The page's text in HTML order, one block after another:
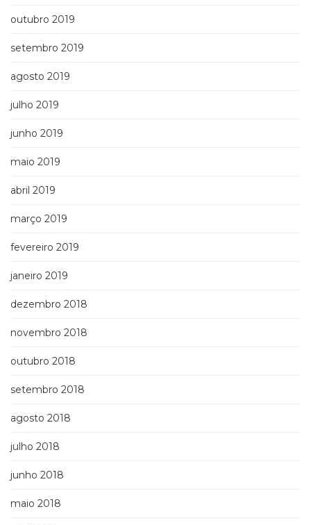
outubro 2019
setembro 2019
agosto 2019
julho 2019
junho 2019
maio 2019
abril 2019
março 2019
fevereiro 2019
janeiro 2019
dezembro 2018
novembro 2018
outubro 2018
setembro 2018
agosto 2018
julho 2018
junho 2018
maio 2018